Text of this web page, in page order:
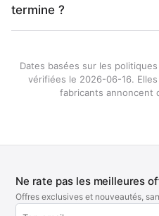
termine ?
Dates basées sur les
vérifiées le 2026-06-16.
fabricants annoncent
Ne rate pas les meilleures
Offres exclusives et nouveautés,